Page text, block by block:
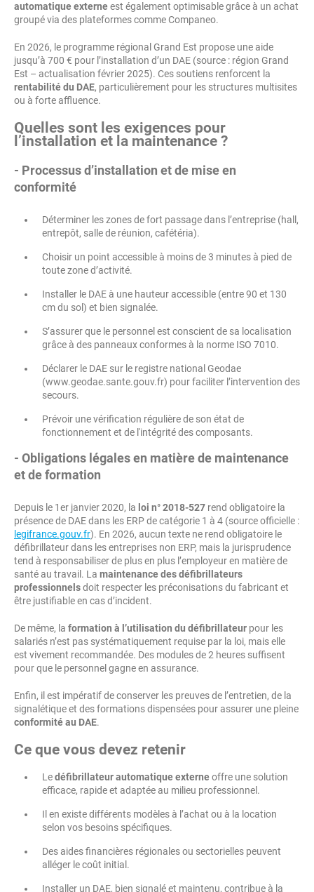
automatique externeest également optimisable grâce à un achat
groupé via des plateformes comme Companeo.
En 2026, le programme régional Grand Est propose une aide
jusqu’à 700 € pour l’installation d’un DAE (source : région Grand
Est – actualisation février 2025). Ces soutiens renforcent la
rentabilité du DAE, particulièrement pour les structures multisites
ou à forte affluence.
Quelles sont les exigences pour
l’installation et la maintenance ?
- Processus d’installation et de mise en
conformité
Déterminer les zones de fort passage dans l’entreprise (hall,
entrepôt, salle de réunion, cafétéria).
Choisir un point accessible à moins de 3 minutes à pied de
toute zone d’activité.
Installer le DAE à une hauteur accessible (entre 90 et 130
cm du sol) et bien signalée.
S’assurer que le personnel est conscient de sa localisation
grâce à des panneaux conformes à la norme ISO 7010.
Déclarer le DAE sur le registre national Geodae
(www.geodae.sante.gouv.fr) pour faciliter l’intervention des
secours.
Prévoir une vérification régulière de son état de
fonctionnement et de l'intégrité des composants.
- Obligations légales en matière de maintenance
et de formation
Depuis le 1er janvier 2020, la loi n° 2018-527 rend obligatoire la
présence de DAE dans les ERP de catégorie 1 à 4 (source officielle :
legifrance.gouv.fr). En 2026, aucun texte ne rend obligatoire le
défibrillateur dans les entreprises non ERP, mais la jurisprudence
tend à responsabiliser de plus en plus l’employeur en matière de
santé au travail. La maintenance des défibrillateurs
professionnelsdoit respecter les préconisations du fabricant et
être justifiable en cas d’incident.
De même, la formation à l’utilisation du défibrillateur pour les
salariés n’est pas systématiquement requise par la loi, mais elle
est vivement recommandée. Des modules de 2 heures suffisent
pour que le personnel gagne en assurance.
Enfin, il est impératif de conserver les preuves de l’entretien, de la
signalétique et des formations dispensées pour assurer une pleine
conformité au DAE.
Ce que vous devez retenir
Ledéfibrillateur automatique externeoffre une solution
efficace, rapide et adaptée au milieu professionnel.
Il en existe différents modèles à l’achat ou à la location
selon vos besoins spécifiques.
Des aides financières régionales ou sectorielles peuvent
alléger le coût initial.
Installer un DAE, bien signalé et maintenu, contribue à la